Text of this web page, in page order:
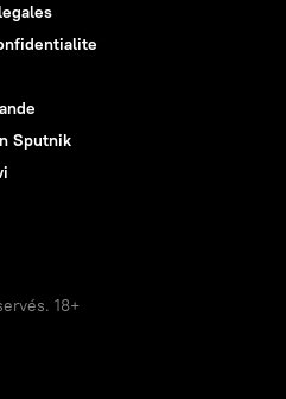
Sputnik
18+